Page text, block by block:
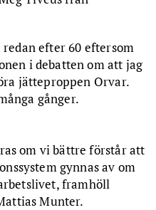
efter 60 eftersom
i debatten om att jag
jätteproppen Orvar.
gånger.
om vi bättre förstår att
gynnas av om
framhöll
Munter.